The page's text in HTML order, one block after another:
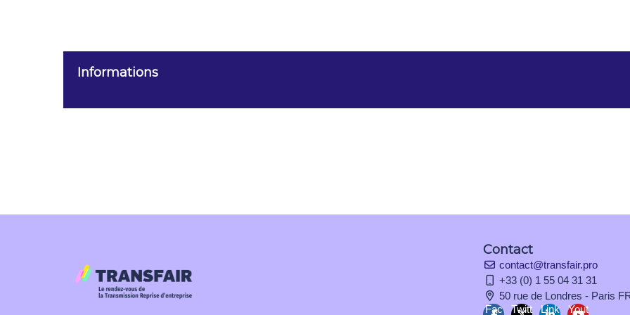
Informations
Contact
contact@transfair.pro
+33 (0) 1 55 04 31 31
50 rue de Londres - Paris
Fac
Twitt
Link
Yout